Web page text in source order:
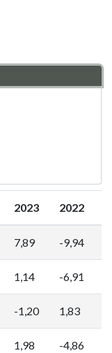
2023 2022
7,89 -9,94
1,14 -6,91
-1,20 1,83
1,98 -4,86